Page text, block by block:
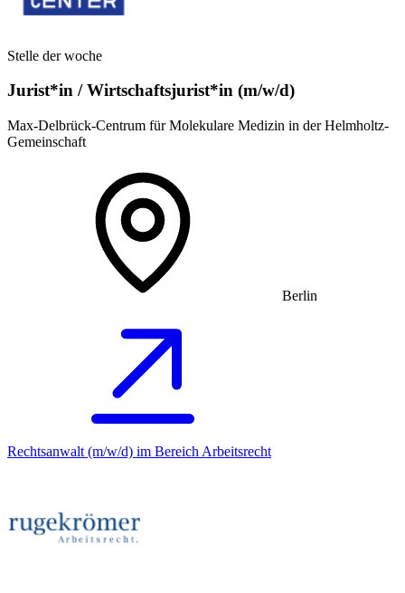
Stelle der woche
Jurist*in / Wirtschafts­jurist*in (m/w/d)
Max-Delbrück-Centrum für Molekulare Medizin in der Helmholtz-
Gemeinschaft
Berlin
Rechtsanwalt (m/w/d) im Bereich Arbeitsrecht